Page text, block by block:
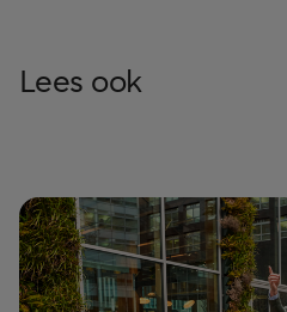
Lees ook